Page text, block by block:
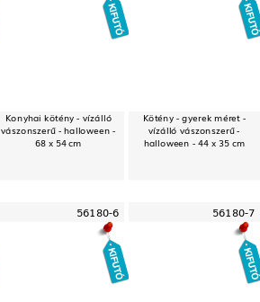
Konyhai kötény - vízálló
vászonszerű - halloween -
68 x 54 cm
Kötény - gyerek méret -
vízálló vászonszerű -
halloween - 44 x 35 cm
56180-6 56180-7